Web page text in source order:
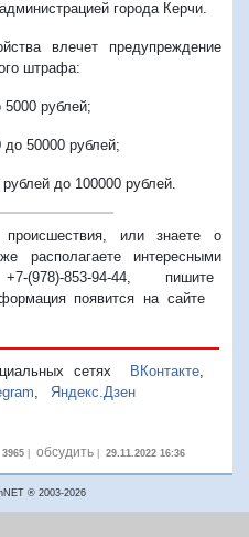
города Керчи.
влечет предупреждение
штрафа:
рублей;
50000 рублей;
до 100000 рублей.
или знаете о
располагаете интересными
(978)-853-94-44, пишите
появится на сайте
сетях ВКонтакте,
Яндекс.Дзен
3965| обсудить| 29.11.2022 16:36
® 2003-2026